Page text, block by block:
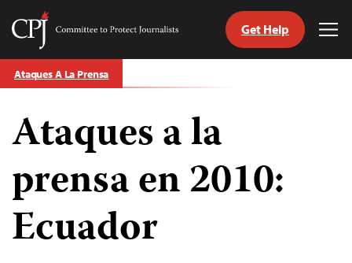
Skip
to
Committee
Protect
Journalists
Get Help
Ataques A La Prensa
Ataques a la
prensa en 2010:
Ecuador